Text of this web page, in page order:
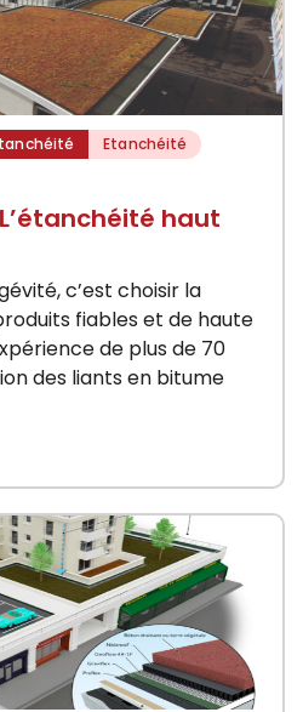
Etanchéité
haut
c’est choisir la
fiables et de haute
de plus de 70
des liants en bitume